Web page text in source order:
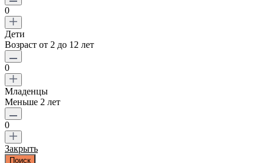
0
Дети
Возраст от 2 до 12 лет
0
Младенцы
Меньше 2 лет
0
Закрыть